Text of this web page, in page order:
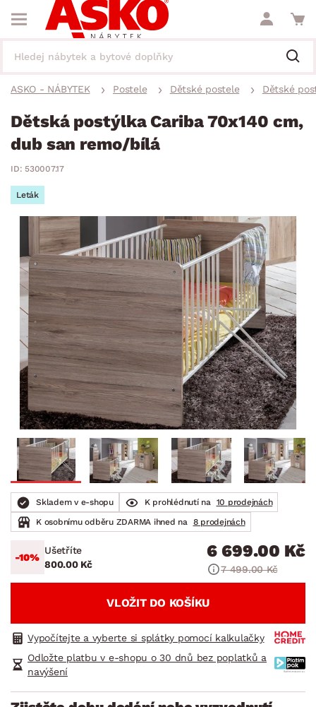
ASKO - NÁBYTEK Postele Dětské postele Dětské
Dětská postýlka Cariba 70x140 cm,
dub san remo/bílá
ID: 530007.17
Leták
Skladem v e-shopu K prohlédnutí na
10 prodejnách
K osobnímu odběru ZDARMA ihned na
8 prodejnách
-10%
Ušetříte
800.00 Kč
6 699.00 Kč
7 499.00 Kč
VLOŽIT DO KOŠÍKU
Vypočítejte a vyberte si splátky pomocí kalkulačky
Odložte platbu v e-shopu o 30 dnů bez poplatků a
navýšení